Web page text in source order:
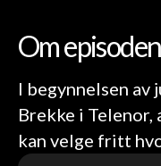
Om episoden
I begynnelsen av
Brekke i Telenor,
kan velge fritt